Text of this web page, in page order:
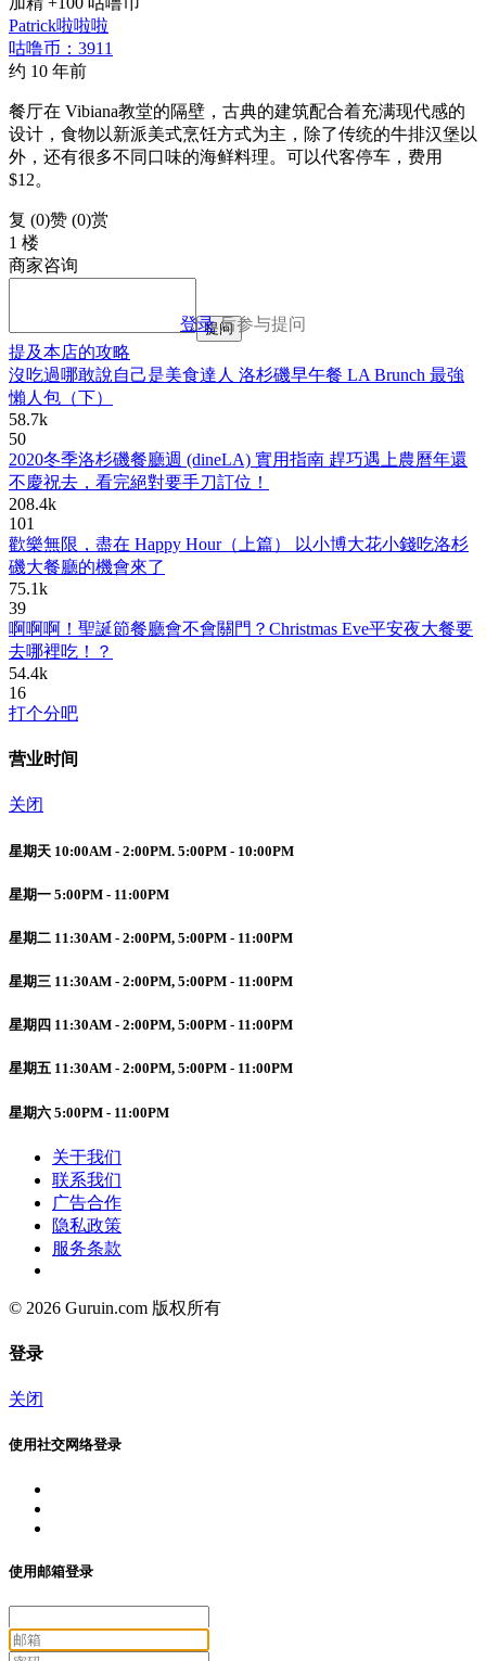
Patrick啦啦啦
咕噜币：3911
约 10 年前
餐厅在 Vibiana教堂的隔壁，古典的建筑配合着充满现代感的
设计，食物以新派美式烹饪方式为主，除了传统的牛排汉堡以
外，还有很多不同口味的海鲜料理。可以代客停车，费用
$12。
复 (0)赞 (0)赏
1 楼
商家咨询
登录后参与提问
提问
提及本店的攻略
沒吃過哪敢說自己是美食達人 洛杉磯早午餐 LA Brunch 最強
懶人包（下）
58.7k
50
2020冬季洛杉磯餐廳週 (dineLA) 實用指南 趕巧遇上農曆年還
不慶祝去，看完絕對要手刀訂位！
208.4k
101
歡樂無限，盡在 Happy Hour（上篇） 以小博大花小錢吃洛杉
磯大餐廳的機會來了
75.1k
39
啊啊啊！聖誕節餐廳會不會關門？Christmas Eve平安夜大餐要
去哪裡吃！？
54.4k
16
打个分吧
营业时间
关闭
星期天 10:00AM - 2:00PM. 5:00PM - 10:00PM
星期一 5:00PM - 11:00PM
星期二 11:30AM - 2:00PM, 5:00PM - 11:00PM
星期三 11:30AM - 2:00PM, 5:00PM - 11:00PM
星期四 11:30AM - 2:00PM, 5:00PM - 11:00PM
星期五 11:30AM - 2:00PM, 5:00PM - 11:00PM
星期六 5:00PM - 11:00PM
关于我们
联系我们
广告合作
隐私政策
服务条款
© 2026 Guruin.com 版权所有
登录
关闭
使用社交网络登录
使用邮箱登录